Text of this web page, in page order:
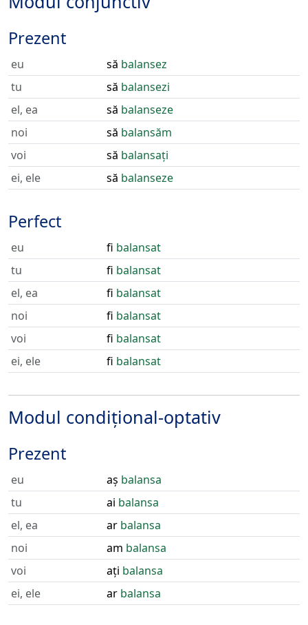
Prezent
eu să balansez
tu
să balansezi
el, ea
să balanseze
noi
să balansăm
voi
să balansați
ei, ele
să balanseze
Perfect
eu fi balansat
tu
fi balansat
el, ea
fi balansat
noi
fi balansat
voi
fi balansat
ei, ele
fi balansat
Modul condițional-optativ
Prezent
eu aș balansa
tu
ai balansa
el, ea
ar balansa
noi
am balansa
voi
ați balansa
ei, ele
ar balansa